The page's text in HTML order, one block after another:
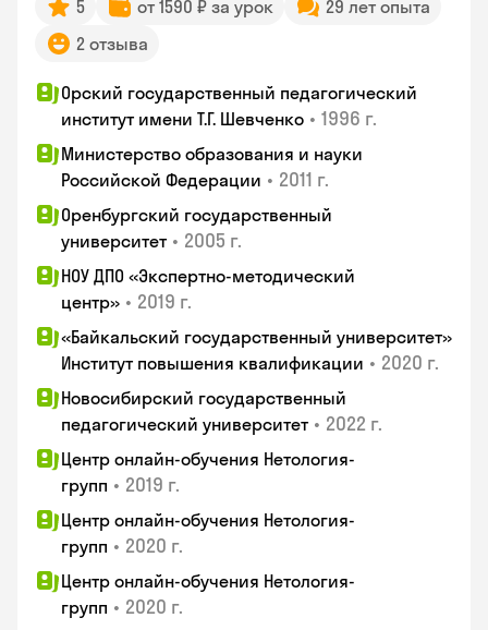
5 от 1590 ₽ за урок
29 лет опыта
2 отзыва
Орский государственный педагогический
институт имени Т.Г. Шевченко • 1996 г.
Министерство образования и науки
Российской Федерации • 2011 г.
Оренбургский государственный
университет • 2005 г.
НОУ ДПО «Экспертно-методический
центр» • 2019 г.
«Байкальский государственный университет»
Институт повышения квалификации • 2020 г.
Новосибирский государственный
педагогический университет • 2022 г.
Центр онлайн-обучения Нетология-
групп • 2019 г.
Центр онлайн-обучения Нетология-
групп • 2020 г.
Центр онлайн-обучения Нетология-
групп • 2020 г.